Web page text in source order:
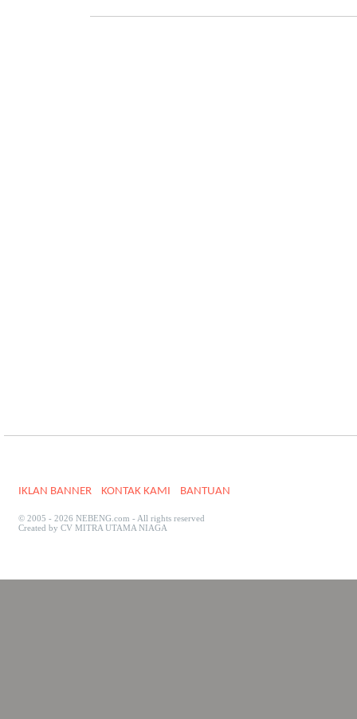
IKLAN BANNER KONTAK KAMI BANTUAN
© 2005 - 2026 NEBENG.com - All rights reserved
Created by CV MITRA UTAMA NIAGA